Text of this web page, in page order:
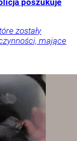
zostały
mające